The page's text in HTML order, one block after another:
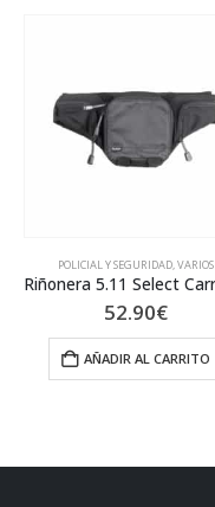
POLICIAL Y SEGURIDAD,VARIOS
52.90€
AÑADIR AL CARRITO